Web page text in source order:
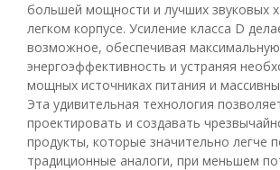
большей мощности и лучших звуковых
легком корпусе. Усиление класса D
возможное, обеспечивая максимальную
энергоэффективность и устраняя
мощных источниках питания и
Эта удивительная технология
проектировать и создавать
продукты, которые значительно легче
традиционные аналоги, при меньшем